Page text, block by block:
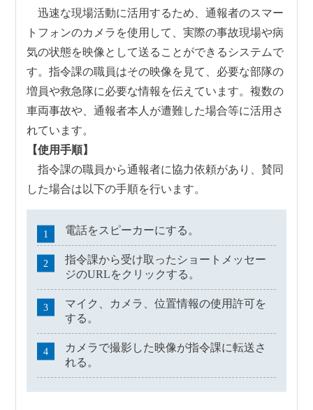
迅速な現場活動に活用するため、通報者のスマー
トフォンのカメラを使用して、実際の事故現場や病
気の状態を映像として送ることができるシステムで
す。指令課の職員はその映像を見て、必要な部隊の
増員や救急隊に必要な情報を伝えています。複数の
車両事故や、通報者本人が遭難した場合等に活用さ
れています。
【使用手順】
指令課の職員から通報者に協力依頼があり、賛同
した場合は以下の手順を行います。
電話をスピーカーにする。
指令課から受け取ったショートメッセー
ジのURLをクリックする。
マイク、カメラ、位置情報の使用許可を
する。
カメラで撮影した映像が指令課に転送さ
れる。